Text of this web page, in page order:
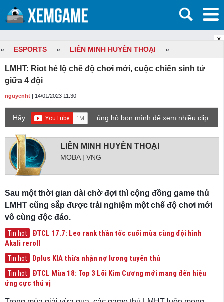
X
» ESPORTS » LIÊN MINH HUYỀN THOẠI »
LMHT: Riot hé lộ chế độ chơi mới, cuộc chiến sinh tử
giữa 4 đội
nguyenht | 14/01/2023 11:30
Hãy
ủng hộ bọn mình để xem nhiều clip
LIÊN MINH HUYỀN THOẠI
MOBA | VNG
Sau một thời gian dài chờ đợi thì cộng đồng game thủ
LMHT cũng sắp được trải nghiệm một chế độ chơi mới
vô cùng độc đáo.
Tin hot
ĐTCL 17.7: Leo rank thần tốc cuối mùa cùng đội hình
Akali reroll
Tin hot Dplus KIA thừa nhận nợ lương tuyển thủ
Tin hot
ĐTCL Mùa 18: Top 3 Lõi Kim Cương mới mang đến hiệu
ứng cực thú vị